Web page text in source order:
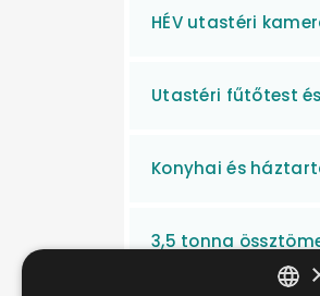
HÉV utastéri
Utastéri fűtőtest
Konyhai és
3,5 tonna
bútorzattal